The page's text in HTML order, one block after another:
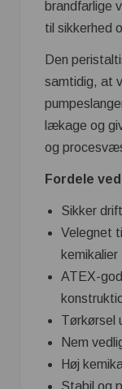
brandfarlige
til sikkerhed
Den
samtidig, at
lækage og
og
Fordele
Sikker
Velegnet
kemikalier
ATEX-
Tørkørsel
Nem
Høj
Stabil og